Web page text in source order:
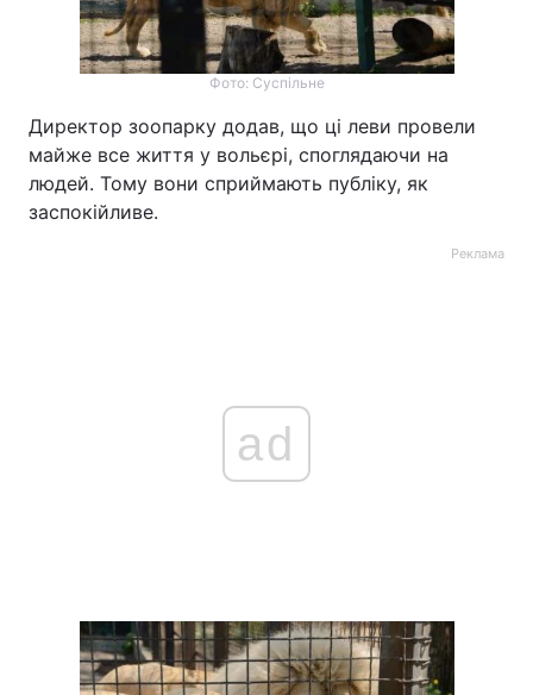
Фото: Суспільне
Директор зоопарку додав, що ці леви провели
майже все життя у вольєрі, споглядаючи на
людей. Тому вони сприймають публіку, як
заспокійливе.
Реклама
ad